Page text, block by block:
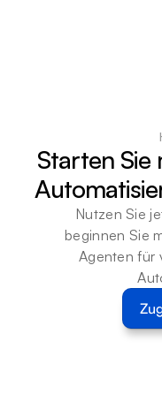
Starten Sie
Nutzen Sie
beginnen Sie
Agenten für